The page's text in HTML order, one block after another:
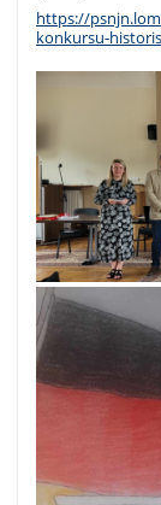
https://
konkursu-